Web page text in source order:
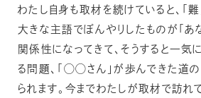
わたし自身も取材を続けていると、「
大きな主語でぼんやりしたものが「あ
関係性になってきて、そうすると一気
る問題、「◯◯さん」が歩んできた道の
られます。今までわたしが取材で訪れ